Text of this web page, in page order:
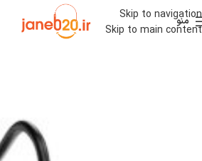
Skip to navigation
Skip to main content
منو